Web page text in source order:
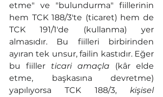
etme" ve "bulundurma" fiillerinin
hem TCK 188/3'te (ticaret) hem de
TCK 191/1'de (kullanma) yer
almasıdır. Bu fiilleri birbirinden
ayıran tek unsur, failin kastıdır. Eğer
bu fiiller ticari amaçla (kâr elde
etme, başkasına devretme)
yapılıyorsa TCK 188/3, kişisel